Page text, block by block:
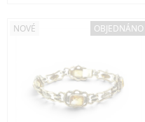
NOVÉ OBJEDNÁNO